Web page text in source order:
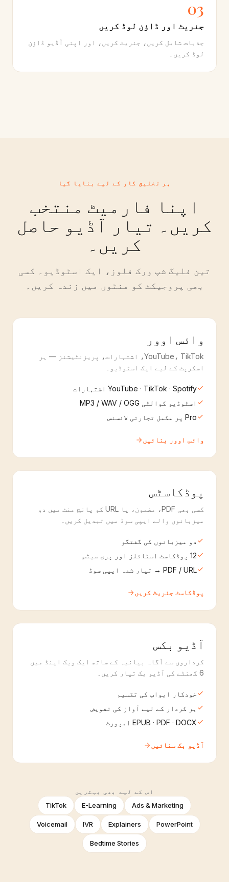
03
جنریٹ اور ڈاؤن لوڈ کریں
جذبات شامل کریں، جنریٹ کریں، اور اپنی آڈیو ڈاؤن
لوڈ کریں۔
ہر تخلیق کار کے لیے بنایا گیا
اپنا فارمیٹ منتخب
کریں۔ تیار آڈیو حاصل
کریں۔
تین فلیگ شپ ورک فلوز، ایک اسٹوڈیو۔ کسی
بھی پروجیکٹ کو منٹوں میں زندہ کریں۔
وائس اوور
YouTube، TikTok، اشتہارات، پریزنٹیشنز — ہر
اسکرپٹ کے لیے ایک اسٹوڈیو۔
YouTube · TikTok · Spotify اشتہارات
اسٹوڈیو کوالٹی MP3 / WAV / OGG
Pro پر مکمل تجارتی لائسنس
وائس اوور بنائیں
پوڈکاسٹس
کسی بھی PDF، مضمون، یا URL کو پانچ منٹ میں دو
میزبانوں والے ایپی سوڈ میں تبدیل کریں۔
دو میزبانوں کی گفتگو
12 پوڈکاسٹ اسٹائلز اور پری سیٹس
PDF / URL → تیار شدہ ایپی سوڈ
پوڈکاسٹ جنریٹ کریں
آڈیو بکس
کرداروں سے آگاہ بیانیہ کے ساتھ ایک ویک اینڈ میں
6 گھنٹے کی آڈیو بک تیار کریں۔
خودکار ابواب کی تقسیم
ہر کردار کے لیے آواز کی تفویض
EPUB · PDF · DOCX امپورٹ
آڈیو بک سنائیں
اس کے لیے بھی بہترین
Ads & Marketing
E-Learning
TikTok
PowerPoint
Explainers
IVR
Voicemail
Bedtime Stories